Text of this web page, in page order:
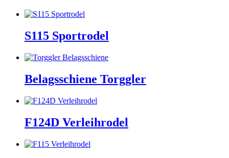
S115 Sportrodel
Belagsschiene Torggler
F124D Verleihrodel